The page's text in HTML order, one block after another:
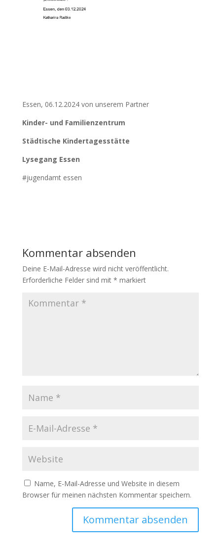
Essen, 06.12.2024 von unserem Partner
Kinder- und Familienzentrum
Städtische Kindertagesstätte
Lysegang Essen
#jugendamt essen
Kommentar absenden
Deine E-Mail-Adresse wird nicht veröffentlicht.
Erforderliche Felder sind mit * markiert
Name, E-Mail-Adresse und Website in diesem
Browser für meinen nächsten Kommentar speichern.